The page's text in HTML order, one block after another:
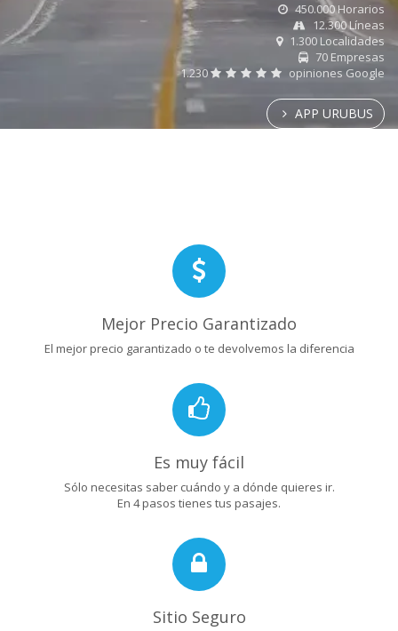
450.000 Horarios
12.300 Líneas
1.300 Localidades
70 Empresas
1.230
opiniones Google
APP URUBUS
Mejor Precio Garantizado
El mejor precio garantizado o te devolvemos la diferencia
Es muy fácil
Sólo necesitas saber cuándo y a dónde quieres ir.
En 4 pasos tienes tus pasajes.
Sitio Seguro